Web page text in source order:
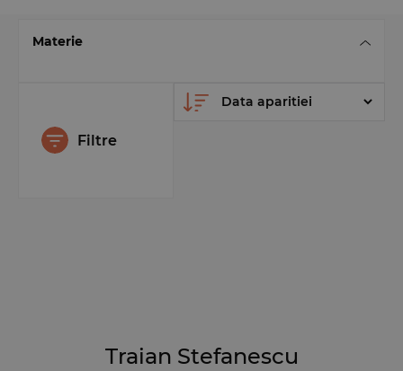
Materie
Filtre
Traian Stefanescu